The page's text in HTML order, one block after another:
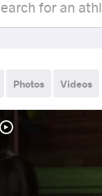
Photos Videos